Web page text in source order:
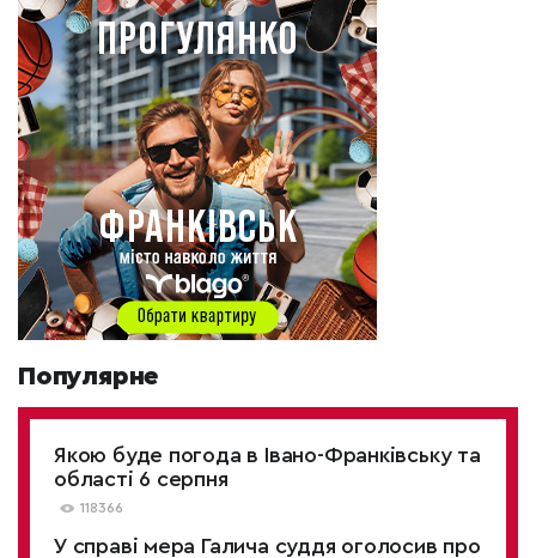
Популярне
Якою буде погода в Івано-Франківську та
області 6 серпня
118366
У справі мера Галича суддя оголосив про